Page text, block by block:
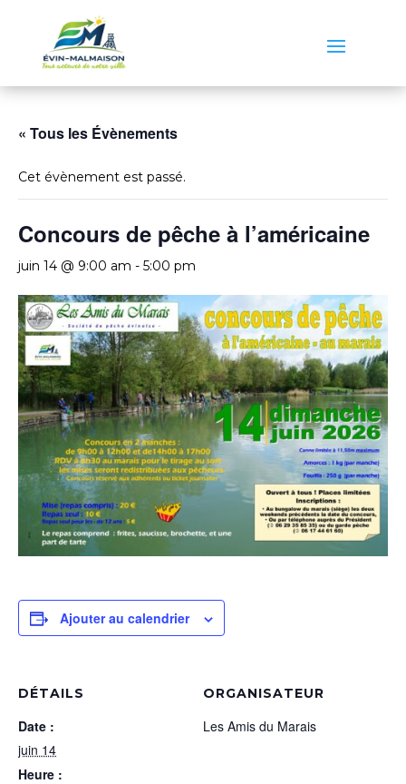
« Tous les Évènements
Cet évènement est passé.
Concours de pêche à l’américaine
juin 14 @ 9:00 am - 5:00 pm
Ajouter au calendrier
DÉTAILS
Date :
juin 14
Heure :
ORGANISATEUR
Les Amis du Marais